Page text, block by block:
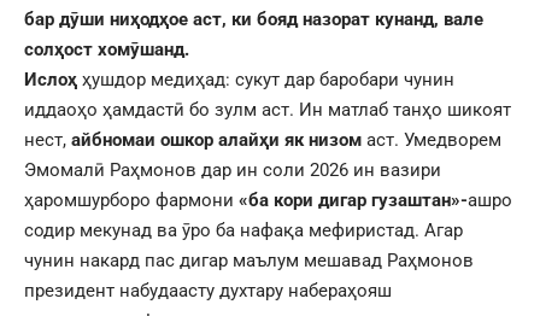
бар дӯши ниҳодҳое аст, ки бояд назорат кунанд, вале
солҳост хомӯшанд.
Ислоҳ ҳушдор медиҳад: сукут дар баробари чунин
иддаоҳо ҳамдастӣ бо зулм аст. Ин матлаб танҳо шикоят
нест, айбномаи ошкор алайҳи як низом аст. Умедворем
Эмомалӣ Раҳмонов дар ин соли 2026 ин вазири
ҳаромшурборо фармони «ба кори дигар гузаштан»-ашро
содир мекунад ва ӯро ба нафақа мефиристад. Агар
чунин накард пас дигар маълум мешавад Раҳмонов
президент набудаасту духтару набераҳояш